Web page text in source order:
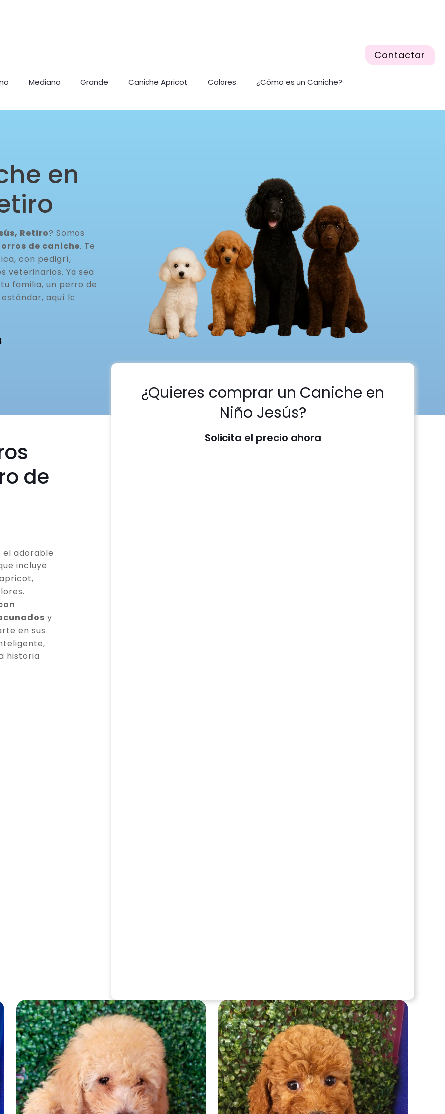
Mediano Grande Caniche Apricot Colores ¿Cómo es un Caniche?
Contactar
en
Retiro? Somos
de caniche. Te
con pedigrí,
veterinarios. Ya sea
familia, un perro de
aquí lo
de
el adorable
incluye
y
en sus
historia
¿Quieres comprar un Caniche en
Niño Jesús?
Solicita el precio ahora